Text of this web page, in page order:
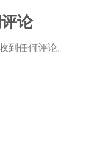
论
到任何评论。